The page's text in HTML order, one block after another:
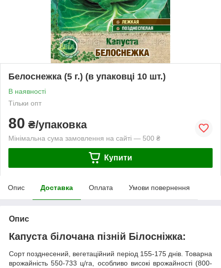
Белоснежка (5 г.) (в упаковці 10 шт.)
В наявності
Тільки опт
80 ₴/упаковка
Мінімальна сума замовлення на сайті — 500 ₴
Купити
Опис Доставка Оплата Умови повернення
Опис
Капуста білочана пізній Білосніжка:
Сорт позднесений, вегетаційний період 155-175 днів. Товарна
врожайність 550-733 ц/га, особливо високі врожайності (800-